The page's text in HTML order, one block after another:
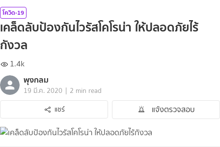
โควิด-19
เคล็ดลับป้องกันไวรัสโคโรน่า ให้ปลอดภัยไร้
กังวล
1.4k
พุงกลม
19 มี.ค. 2020 | 2 min read
แชร์
แจ้งตรวจสอบ